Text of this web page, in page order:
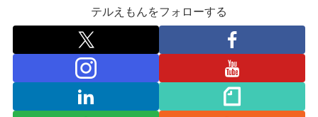
テルえもんをフォローする